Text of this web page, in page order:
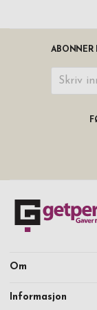
ABONNER
Om
Informasjon